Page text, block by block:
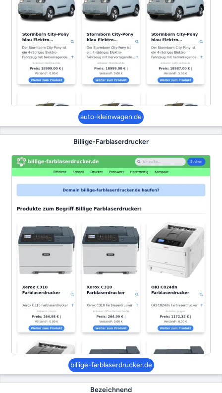
auto-kleinwagen.de
Billige-Farblaserdrucker
billige-farblaserdrucker.de
Bezeichnend